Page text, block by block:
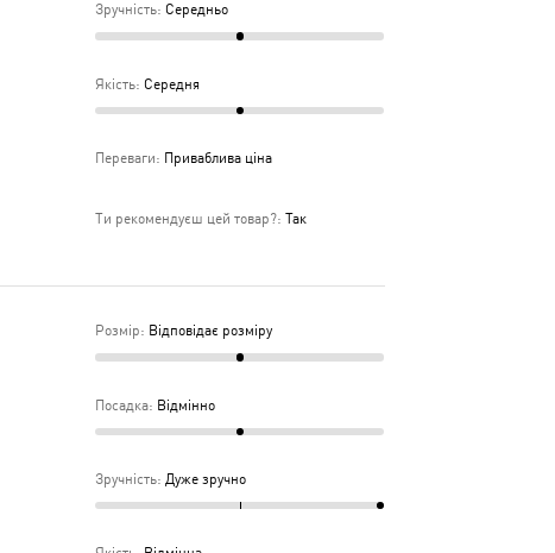
Зручність: Середньо
Якість: Середня
Переваги: Приваблива ціна
Ти рекомендуєш цей товар?: Так
Розмір: Відповідає розміру
Посадка: Відмінно
Зручність: Дуже зручно